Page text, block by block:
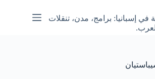
في إسبانيا: برامج، مدن، تنقلات